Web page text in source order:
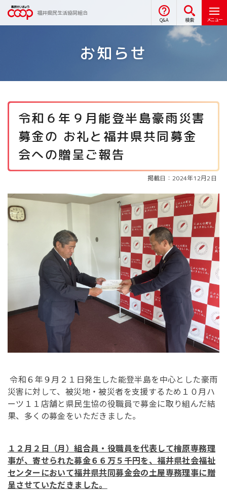
福井県民生活協同組合
Q&A 検索 メニュー
お知らせ
令和６年９月能登半島豪雨災害
募金の お礼と福井県共同募金
会への贈呈ご報告
掲載日：2024年12月2日
令和６年９月２１日発生した能登半島を中心とした豪雨
災害に対して、被災地・被災者を支援するため１０月ハ
ーツ１１店舗と県民生協の役職員で募金に取り組んだ結
果、多くの募金をいただきました。
１２月２日（月）組合員・役職員を代表して檜原専務理
事が、寄せられた募金６６万５千円を、福井県社会福祉
センターにおいて福井県共同募金会の土屋専務理事に贈
呈させていただきました。